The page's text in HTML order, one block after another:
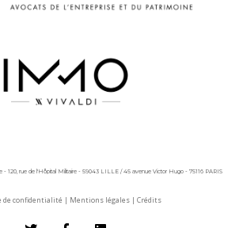
- 120, rue de l'Hôpital Militaire - 59043 LILLE / 45 avenue Victor Hugo - 75116 PARIS
de confidentialité | Mentions légales | Crédits